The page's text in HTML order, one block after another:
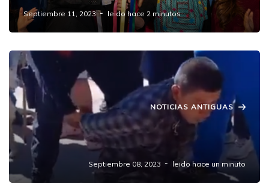
Septiembre 11, 2023 leido hace 2 minutos
NOTICIAS ANTIGUAS
A punto de ser linchado, rescatan a
presunto"robachicos" en Amozoc.
Septiembre 08, 2023 leido hace un minuto